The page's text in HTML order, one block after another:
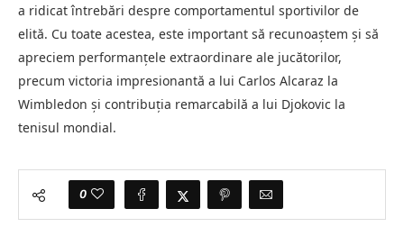
a ridicat întrebări despre comportamentul sportivilor de
elită. Cu toate acestea, este important să recunoaștem și să
apreciem performanțele extraordinare ale jucătorilor,
precum victoria impresionantă a lui Carlos Alcaraz la
Wimbledon și contribuția remarcabilă a lui Djokovic la
tenisul mondial.
0